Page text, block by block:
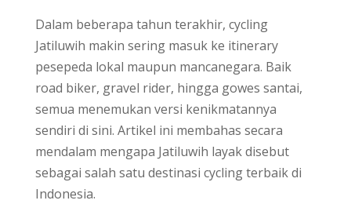
Dalam beberapa tahun terakhir, cycling
Jatiluwih makin sering masuk ke itinerary
pesepeda lokal maupun mancanegara. Baik
road biker, gravel rider, hingga gowes santai,
semua menemukan versi kenikmatannya
sendiri di sini. Artikel ini membahas secara
mendalam mengapa Jatiluwih layak disebut
sebagai salah satu destinasi cycling terbaik di
Indonesia.